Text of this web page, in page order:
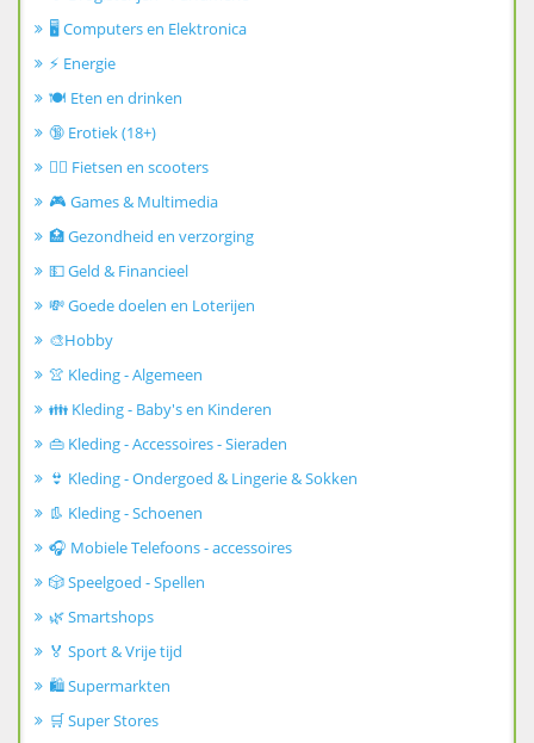
🖥️ Computers en Elektronica
⚡ Energie
🍽️ Eten en drinken
🔞 Erotiek (18+)
🚴‍♂️ Fietsen en scooters
🎮 Games & Multimedia
🏥 Gezondheid en verzorging
💵 Geld & Financieel
💸 Goede doelen en Loterijen
🎨Hobby
👚 Kleding - Algemeen
👪 Kleding - Baby's en Kinderen
👜 Kleding - Accessoires - Sieraden
👙 Kleding - Ondergoed & Lingerie & Sokken
👢 Kleding - Schoenen
🎧 Mobiele Telefoons - accessoires
🎲 Speelgoed - Spellen
🌿 Smartshops
🏅 Sport & Vrije tijd
🛍️ Supermarkten
🛒 Super Stores